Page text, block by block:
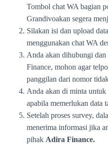
Tombol chat WA bagian
Grandivoakan segera
Silakan isi dan upload
menggunakan chat WA
Anda akan dihubungi
Finance, mohon agar
panggilan dari nomor
Anda akan di minta
apabila memerlukan data
Setelah proses survey,
menerima informasi jika
pihak Adira Finance.